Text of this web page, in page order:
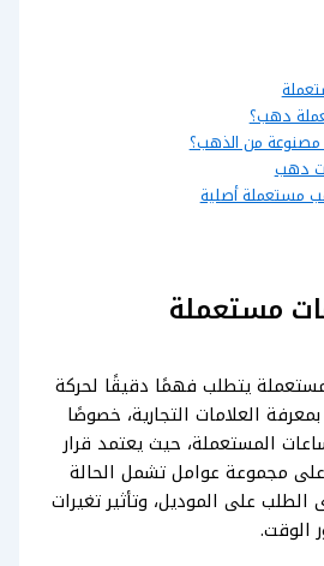
دهب؟
من الذهب؟
دهب
مستعملة أصلية
مستعملة
يتطلب فهمًا دقيقًا لحركة
العلامات التجارية، خصوصًا
المستعملة، حيث يعتمد قرار
مجموعة عوامل تشمل الحالة
على الموديل، وتأثير تغيرات
الوقت.